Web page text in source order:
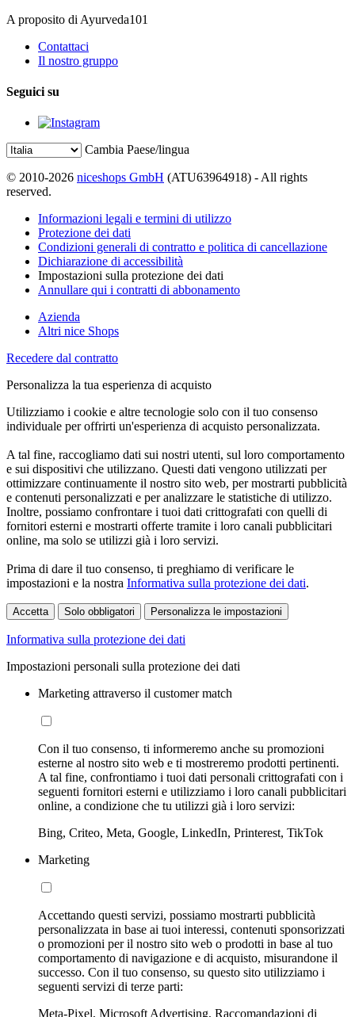
A proposito di Ayurveda101
Contattaci
Il nostro gruppo
Seguici su
Cambia Paese/lingua
© 2010-2026 niceshops GmbH (ATU63964918) - All rights
reserved.
Informazioni legali e termini di utilizzo
Protezione dei dati
Condizioni generali di contratto e politica di cancellazione
Dichiarazione di accessibilità
Impostazioni sulla protezione dei dati
Annullare qui i contratti di abbonamento
Azienda
Altri nice Shops
Recedere dal contratto
Personalizza la tua esperienza di acquisto
Utilizziamo i cookie e altre tecnologie solo con il tuo consenso
individuale per offrirti un'esperienza di acquisto personalizzata.
A tal fine, raccogliamo dati sui nostri utenti, sul loro comportamento
e sui dispositivi che utilizzano. Questi dati vengono utilizzati per
ottimizzare continuamente il nostro sito web, per mostrarti pubblicità
e contenuti personalizzati e per analizzare le statistiche di utilizzo.
Inoltre, possiamo confrontare i tuoi dati crittografati con quelli di
fornitori esterni e mostrarti offerte tramite i loro canali pubblicitari
online, ma solo se utilizzi già i loro servizi.
Prima di dare il tuo consenso, ti preghiamo di verificare le
impostazioni e la nostra Informativa sulla protezione dei dati.
Accetta Solo obbligatori Personalizza le impostazioni
Informativa sulla protezione dei dati
Impostazioni personali sulla protezione dei dati
Marketing attraverso il customer match
Con il tuo consenso, ti informeremo anche su promozioni
esterne al nostro sito web e ti mostreremo prodotti pertinenti.
A tal fine, confrontiamo i tuoi dati personali crittografati con i
seguenti fornitori esterni e utilizziamo i loro canali pubblicitari
online, a condizione che tu utilizzi già i loro servizi:
Bing, Criteo, Meta, Google, LinkedIn, Printerest, TikTok
Marketing
Accettando questi servizi, possiamo mostrarti pubblicità
personalizzata in base ai tuoi interessi, contenuti sponsorizzati
o promozioni per il nostro sito web o prodotti in base al tuo
comportamento di navigazione e di acquisto, misurandone il
successo. Con il tuo consenso, su questo sito utilizziamo i
seguenti servizi di terze parti:
Meta-Pixel, Microsoft Advertising, Raccomandazioni di